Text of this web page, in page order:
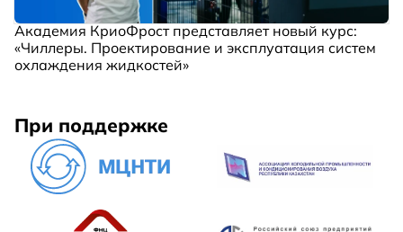
Академия КриоФрост представляет новый курс:
«Чиллеры. Проектирование и эксплуатация систем
охлаждения жидкостей»
При поддержке